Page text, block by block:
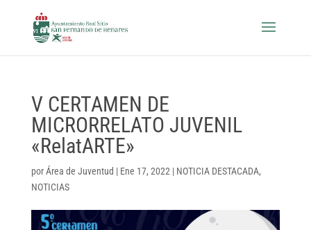
V CERTAMEN DE
MICRORRELATO JUVENIL
«RelatARTE»
porÁrea de Juventud | Ene 17, 2022 | NOTICIA DESTACADA,
NOTICIAS